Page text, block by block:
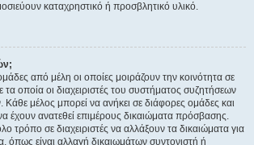
καταχρηστικό ή προσβλητικό υλικό.
από μέλη οι οποίες μοιράζουν την κοινότητα σε
τα οποία οι διαχειριστές του συστήματος συζητήσεων
μέλος μπορεί να ανήκει σε διάφορες ομάδες και
έχουν ανατεθεί επιμέρους δικαιώματα πρόσβασης.
τρόπο σε διαχειριστές να αλλάξουν τα δικαιώματα για
όπως είναι αλλαγή δικαιωμάτων συντονιστή ή